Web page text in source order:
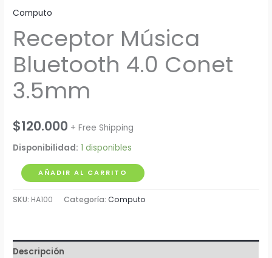
Computo
Receptor Música
Bluetooth 4.0 Conet
3.5mm
$120.000 + Free Shipping
Disponibilidad: 1 disponibles
Receptor
Música
Bluetooth
3.5mm
AÑADIR AL CARRITO
SKU: HA100 Categoría:Computo
Descripción